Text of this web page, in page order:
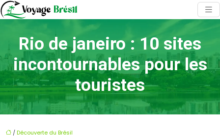
Rio de janeiro : 10 sites
incontournables pour les
touristes
/Découverte du Brésil